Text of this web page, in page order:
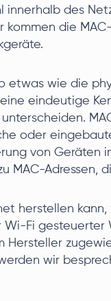
des
die
etwas wie die
eindeutige
oder
von Geräten
MAC-Adressen,
herstellen
Fi gesteuerter
Hersteller
wir